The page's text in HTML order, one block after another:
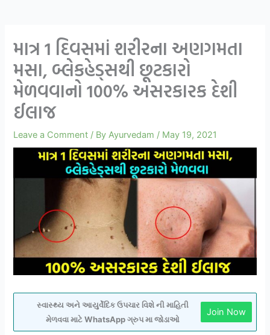
માત્ર 1 દિવસમાં શરીરના અણગમતા
મસા, બ્લેકહેડ્સથી છૂટકારો
મેળવવાનો 100% અસરકારક દેશી
ઈલાજ
Leave a Comment / ByAyurvedam / May 19, 2021
સ્વાસ્થ્ય અને આયુર્વેદિક ઉપચાર વિશે ની માહિતી
મેળવવા માટે WhatsApp ગ્રુપ મા જોડાઓ
Join Now